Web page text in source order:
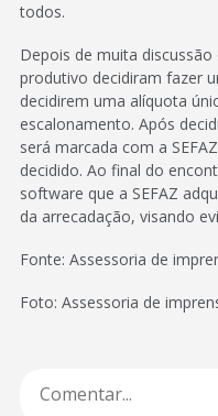
todos.
Depois de muita
produtivo decidiram fazer
decidirem uma alíquota
escalonamento. Após
será marcada com a
decidido. Ao final do
software que a SEFAZ
da arrecadação, visando
Fonte: Assessoria de
Foto: Assessoria de